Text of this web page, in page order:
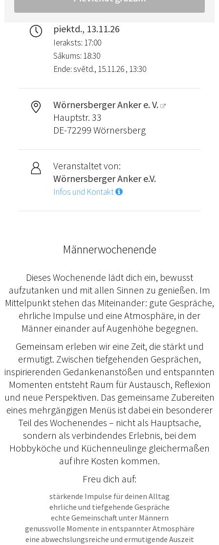
piektd., 13.11.26
Ieraksts: 17:00
Sākums: 18:30
Ende: svētd., 15.11.26 , 13:30
Wörnersberger Anker e. V.
Hauptstr. 33
DE-72299 Wörnersberg
Veranstaltet von:
Wörnersberger Anker e.V.
Infos und Kontakt
Männerwochenende
Dieses Wochenende lädt dich ein, bewusst
aufzutanken und mit allen Sinnen zu genießen. Im
Mittelpunkt stehen das Miteinander: gute Gespräche,
ehrliche Impulse und eine Atmosphäre, in der
Männer einander auf Augenhöhe begegnen.
Gemeinsam erleben wir eine Zeit, die stärkt und
ermutigt. Zwischen tiefgehenden Gesprächen,
inspirierenden Gedankenanstößen und entspannten
Momenten entsteht Raum für Austausch, Reflexion
und neue Perspektiven. Das gemeinsame Zubereiten
eines mehrgängigen Menüs ist dabei ein besonderer
Teil des Wochenendes – nicht als Hauptsache,
sondern als verbindendes Erlebnis, bei dem
Hobbyköche und Küchenneulinge gleichermaßen
auf ihre Kosten kommen.
Freu dich auf:
stärkende Impulse für deinen Alltag
ehrliche und tiefgehende Gespräche
echte Gemeinschaft unter Männern
genussvolle Momente in entspannter Atmosphäre
eine abwechslungsreiche und ermutigende Auszeit